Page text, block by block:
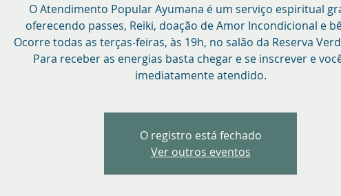
O Atendimento Popular Ayumana é um serviço espiritual
oferecendo passes, Reiki, doação de Amor Incondicional e
Ocorre todas as terças-feiras, às 19h, no salão da Reserva
Para receber as energias basta chegar e se inscrever e
imediatamente atendido.
O registro está fechado
Ver outros eventos